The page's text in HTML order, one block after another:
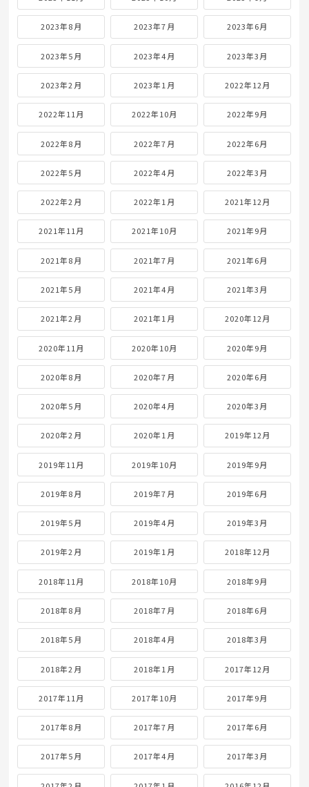
2023年8月 2023年7月 2023年6月
2023年5月 2023年4月 2023年3月
2023年2月 2023年1月 2022年12月
2022年11月 2022年10月 2022年9月
2022年8月 2022年7月 2022年6月
2022年5月 2022年4月 2022年3月
2022年2月 2022年1月 2021年12月
2021年11月 2021年10月 2021年9月
2021年8月 2021年7月 2021年6月
2021年5月 2021年4月 2021年3月
2021年2月 2021年1月 2020年12月
2020年11月 2020年10月 2020年9月
2020年8月 2020年7月 2020年6月
2020年5月 2020年4月 2020年3月
2020年2月 2020年1月 2019年12月
2019年11月 2019年10月 2019年9月
2019年8月 2019年7月 2019年6月
2019年5月 2019年4月 2019年3月
2019年2月 2019年1月 2018年12月
2018年11月 2018年10月 2018年9月
2018年8月 2018年7月 2018年6月
2018年5月 2018年4月 2018年3月
2018年2月 2018年1月 2017年12月
2017年11月 2017年10月 2017年9月
2017年8月 2017年7月 2017年6月
2017年5月 2017年4月 2017年3月